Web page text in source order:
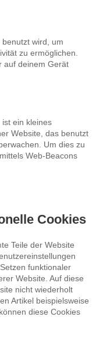
wird, um
zu ermöglichen.
auf deinem Gerät
ein kleines
Website, das benutzt
Um dies zu
Web-Beacons
Cookies
Teile der Website
funktionaler
Website. Auf diese
nicht wiederholt
Artikel beispielsweise
diese Cookies